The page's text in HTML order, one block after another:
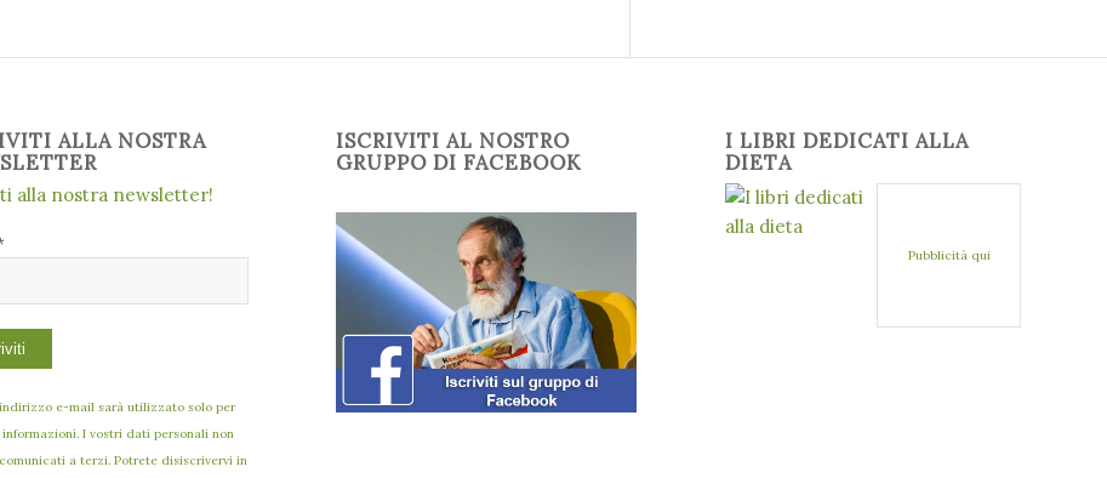
ALLA NOSTRA
alla nostra newsletter!
e-mail sarà utilizzato solo per
I vostri dati personali non
a terzi. Potrete disiscrivervi in
ISCRIVITI AL NOSTRO
GRUPPO DI FACEBOOK
I LIBRI DEDICATI ALLA
DIETA
Pubblicità qui